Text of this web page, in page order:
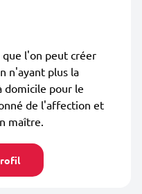
l'on peut créer
n'ayant plus la
domicile pour le
de l'affection et
maître.